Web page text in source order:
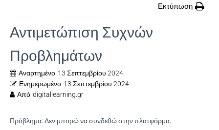
Εκτύπωση
Αντιμετώπιση Συχνών
Προβλημάτων
Αναρτημένο 13 Σεπτεμβρίου 2024
Ενημερωμένο 13 Σεπτεμβρίου 2024
Από digitallearning.gr
Πρόβλημα: Δεν μπορώ να συνδεθώ στην πλατφόρμα.